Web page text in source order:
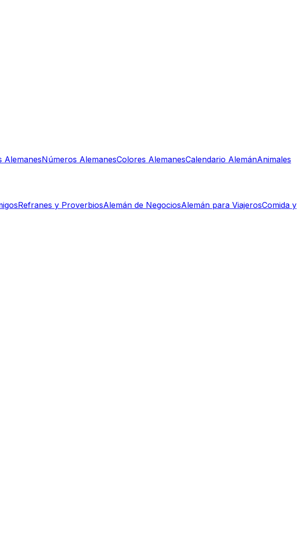
AlemanesNúmeros AlemanesColores AlemanesCalendario AlemánAnimales
Refranes y ProverbiosAlemán de NegociosAlemán para ViajerosComida y